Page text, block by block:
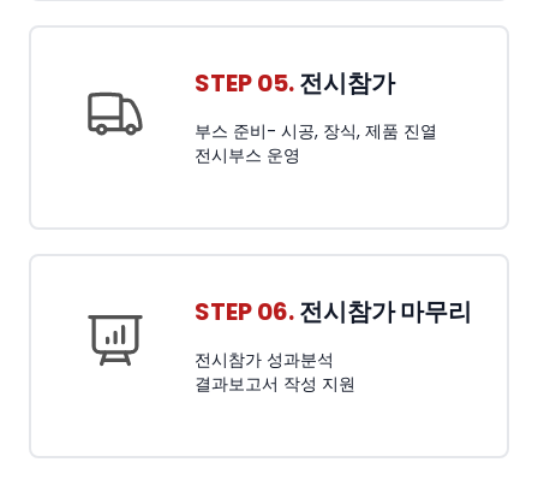
STEP 05.전시참가
부스 준비- 시공, 장식, 제품 진열
전시부스 운영
STEP 06.전시참가 마무리
전시참가 성과분석
결과보고서 작성 지원